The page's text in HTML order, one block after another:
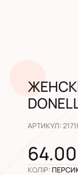
АРТИКУЛ:
КОЛІР: